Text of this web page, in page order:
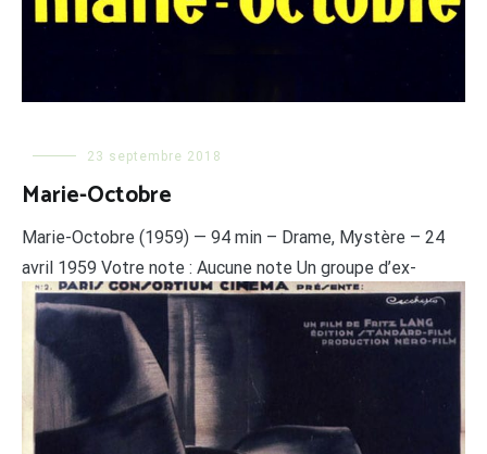
23 septembre 2018
Marie-Octobre
Marie-Octobre (1959) — 94 min – Drame, Mystère – 24
avril 1959 Votre note : Aucune note Un groupe d’ex-
résistants, dont certains s’étaient perdus de vue depuis
la fin de la guerre. Ils dînent ensemble dans la demeure
de leur ancien chef, Castille, qui a été arrêté et tué dans
ce lieu même, évènement qui a […]